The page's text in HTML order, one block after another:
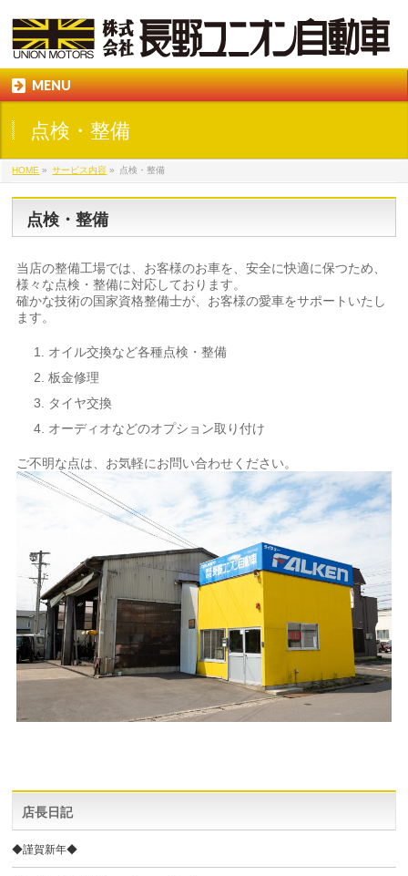
MENU
点検・整備
HOME » サービス内容 » 点検・整備
点検・整備
当店の整備工場では、お客様のお車を、安全に快適に保つため、
様々な点検・整備に対応しております。
確かな技術の国家資格整備士が、お客様の愛車をサポートいたし
ます。
オイル交換など各種点検・整備
板金修理
タイヤ交換
オーディオなどのオプション取り付け
ご不明な点は、お気軽にお問い合わせください。
店長日記
◆謹賀新年◆